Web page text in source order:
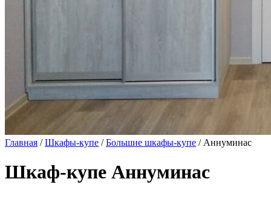
Главная /Шкафы-купе /Большие шкафы-купе / Аннуминас
Шкаф-купе Аннуминас